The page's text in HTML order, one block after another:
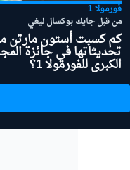
فورمولا 1
من قبل جايك بوكسال ليغي
كم كسبت أستون مارتن
تحديثاتها في جائزة
الكبرى للفورمولا 1؟